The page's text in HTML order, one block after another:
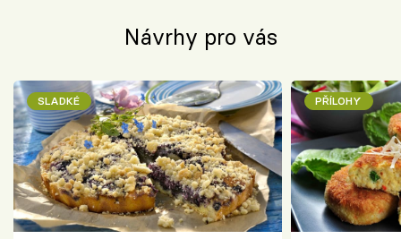
Návrhy pro vás
SLADKÉ PŘÍLOHY